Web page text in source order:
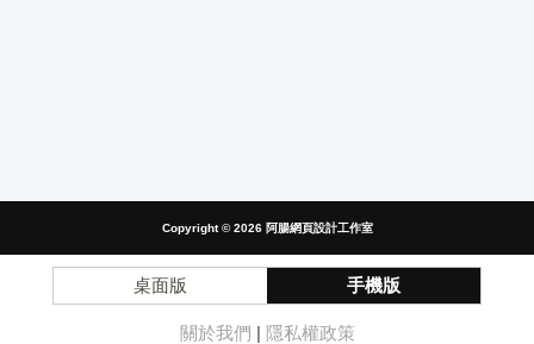
Copyright © 2026 阿腸網頁設計工作室
桌面版 手機版
關於我們 | 隱私權政策